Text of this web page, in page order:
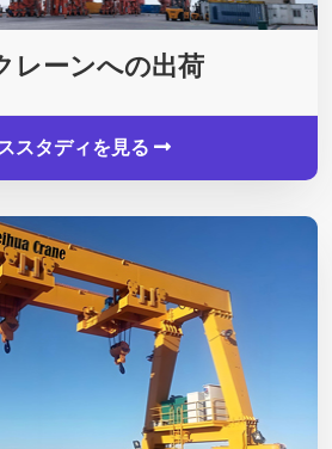
レーンへの出荷
スタディを見る